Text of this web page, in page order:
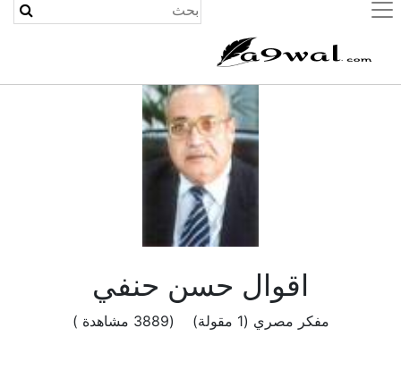
(current)
اقوال حسن حنفي
مفكر مصري (1 مقولة) (3889 مشاهدة )